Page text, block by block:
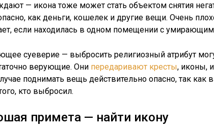
— икона тоже может стать объектом снятия
как деньги, кошелек и другие вещи. Очень
если находилась в одном помещении с
суеверие — выбросить религиозный атрибут
верующие. Они передаривают кресты, иконы,
поднимать вещь действительно опасно, так как
кто выбросил.
примета — найти икону